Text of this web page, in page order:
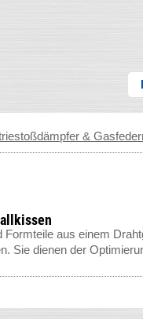
&
Formteile aus einem
Sie dienen der